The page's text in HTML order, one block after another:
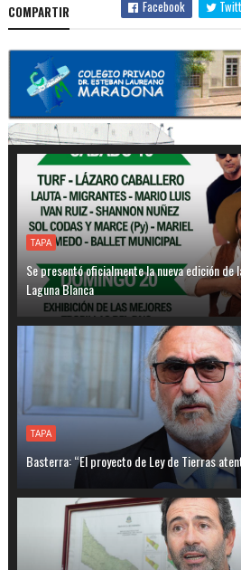
COMPARTIR Facebook
TAPA
Se presentó oficialmente la nueva edición de
Laguna Blanca
TAPA
Basterra: “El proyecto de Ley de Tierras